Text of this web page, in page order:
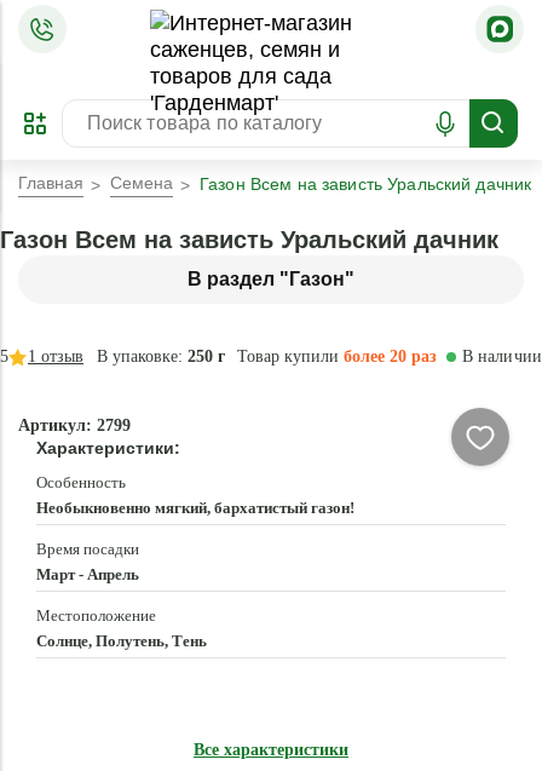
ПРЕДЗАКАЗ
ЗАБРОНИРОВАТЬ
ЛУЧШЕЕ
Главная Семена Газон Всем на зависть Уральский дачник
В раздел "Газон"
Газон Всем на зависть Уральский дачник
В упаковке: 250 г Товар купилиболее 20 раз
5 1 отзыв В наличии
Артикул: 2799
Характеристики:
Особенность
Необыкновенно мягкий, бархатистый газон!
Время посадки
Март - Апрель
Местоположение
Солнце, Полутень, Тень
Все характеристики